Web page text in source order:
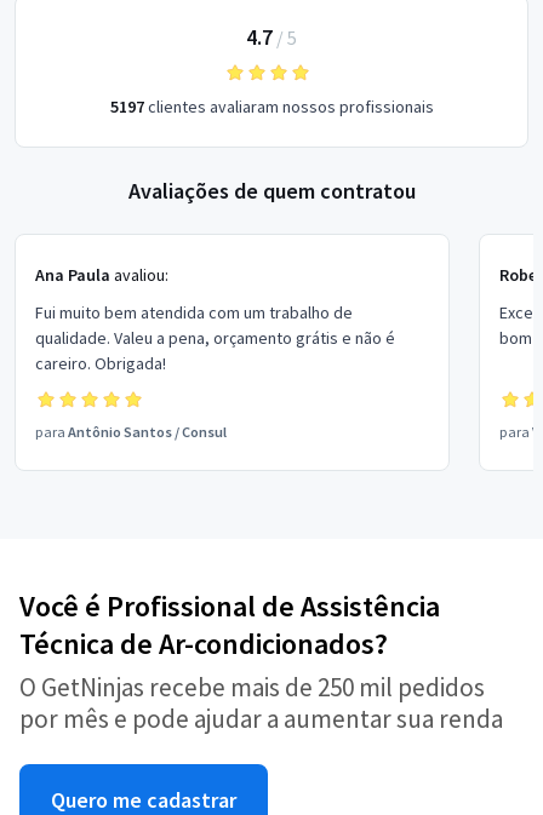
4.7 / 5
5197clientes avaliaram nossos profissionais
Avaliações de quem contratou
Ana Paula avaliou:
Fui muito bem atendida com um trabalho de
qualidade. Valeu a pena, orçamento grátis e não é
careiro. Obrigada!
para Antônio Santos /Consul
bom
para
Você é Profissional de Assistência
Técnica de Ar-condicionados?
O GetNinjas recebe mais de 250 mil pedidos
por mês e pode ajudar a aumentar sua renda
Quero me cadastrar